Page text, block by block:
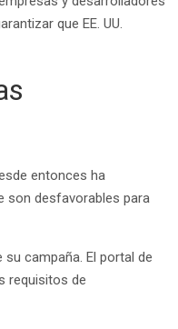
que EE. UU.
entonces ha
son desfavorables para
campaña. El portal de
requisitos de